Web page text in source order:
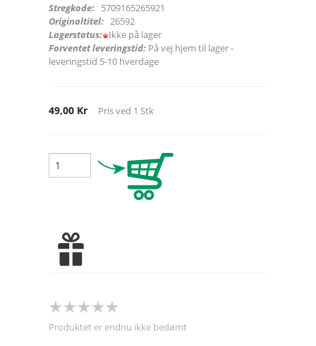
Stregkode: 5709165265921
Originaltitel: 26592
Lagerstatus: Ikke på lager
Forventet leveringstid: På vej hjem til lager -
leveringstid 5-10 hverdage
49,00 Kr Pris ved 1 Stk
Produktet er endnu ikke bedømt